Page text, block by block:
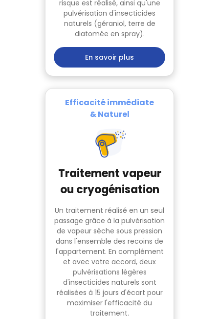
risque est réalisé, ainsi qu'une
pulvérisation d'insecticides
naturels (géraniol, terre de
diatomée en spray).
En savoir plus
Efficacité immédiate
& Naturel
Traitement vapeur
ou cryogénisation
Un traitement réalisé en un seul
passage grâce à la pulvérisation
de vapeur sèche sous pression
dans l'ensemble des recoins de
l'appartement. En complément
et avec votre accord, deux
pulvérisations légères
d'insecticides naturels sont
réalisées à 15 jours d'écart pour
maximiser l'efficacité du
traitement.